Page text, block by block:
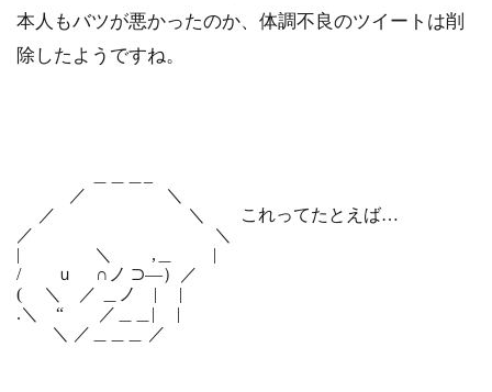
本人もバツが悪かったのか、体調不良のツイートは削
除したようですね。
／ ＼
／ ＼ これってたとえば…
／ ＼
| ＼ ,＿ |
/ ｕ ∩ノ ⊃―）／
( ＼ ／ ＿ノ | |
.＼ “ ／＿＿| |
＼ ／＿＿＿ ／